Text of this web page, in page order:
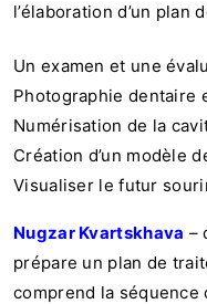
l’élaboration d’un plan
Un examen et une
Photographie dentaire
Numérisation de la
Création d’un modèle
Visualiser le futur
Nugzar Kvartskhava –
prépare un plan de
comprend la séquence